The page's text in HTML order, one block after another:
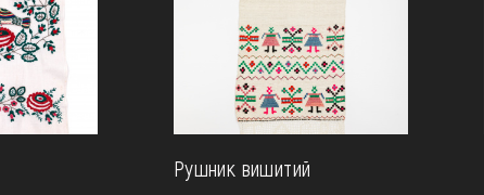
Рушник вишитий